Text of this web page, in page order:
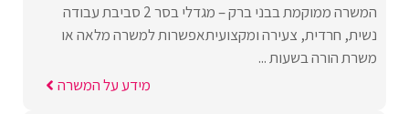
המשרה ממוקמת בבני ברק – מגדלי בסר 2 סביבת עבודה
נשית, חרדית, צעירה ומקצועיתאפשרות למשרה מלאה או
משרת הורה בשעות ...
מידע על המשרה